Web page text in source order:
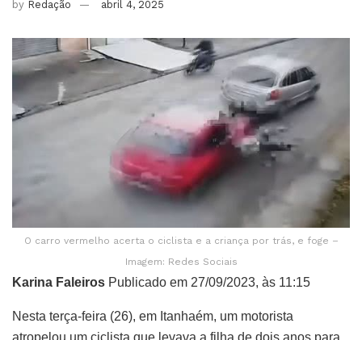
by Redação abril 4, 2025
O carro vermelho acerta o ciclista e a criança por trás, e foge –
Imagem: Redes Sociais
Karina Faleiros Publicado em 27/09/2023, às 11:15
Nesta terça-feira (26), em Itanhaém, um motorista
atropelou um ciclista que levava a filha de dois anos para